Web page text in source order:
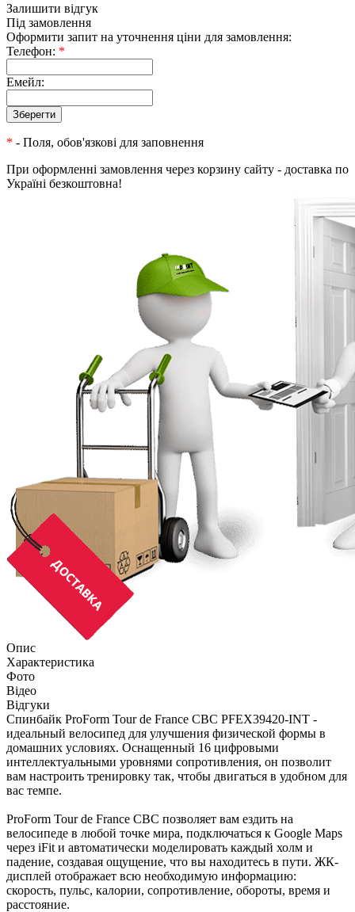
Залишити відгук
Під замовлення
Оформити запит на уточнення ціни для замовлення:
Телефон: *
Емейл:
* - Поля, обов'язкові для заповнення
При оформленні замовлення через корзину сайту - доставка по
Україні безкоштовна!
Опис
Характеристика
Фото
Відео
Відгуки
Спинбайк ProForm Tour de France CBC PFEX39420-INT -
идеальный велосипед для улучшения физической формы в
домашних условиях. Оснащенный 16 цифровыми
интеллектуальными уровнями сопротивления, он позволит
вам настроить тренировку так, чтобы двигаться в удобном для
вас темпе.
ProForm Tour de France CBC позволяет вам ездить на
велосипеде в любой точке мира, подключаться к Google Maps
через iFit и автоматически моделировать каждый холм и
падение, создавая ощущение, что вы находитесь в пути. ЖК-
дисплей отображает всю необходимую информацию:
скорость, пульс, калории, сопротивление, обороты, время и
расстояние.